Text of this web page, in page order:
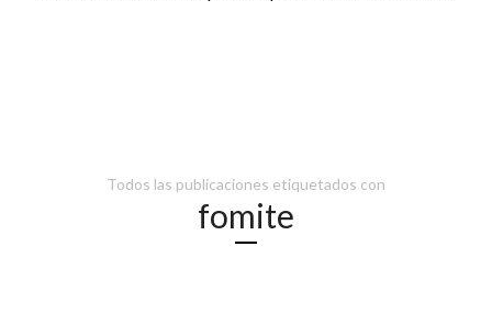
Todos las publicaciones etiquetados con
fomite